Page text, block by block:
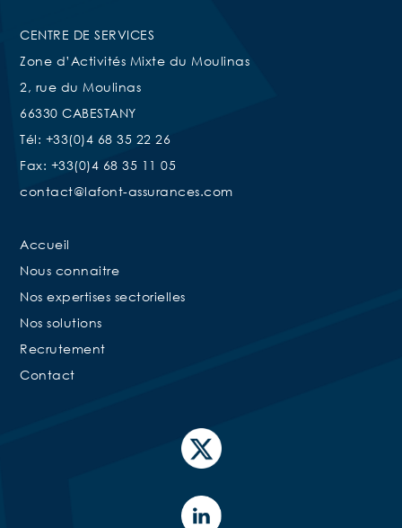
CENTRE DE SERVICES
Zone d’Activités Mixte du Moulinas
2, rue du Moulinas
66330 CABESTANY
Tél: +33(0)4 68 35 22 26
Fax: +33(0)4 68 35 11 05
contact@lafont-assurances.com
Accueil
Nous connaitre
Nos expertises sectorielles
Nos solutions
Recrutement
Contact